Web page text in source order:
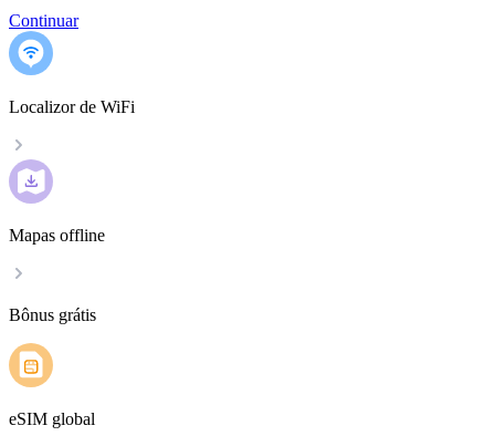
Continuar
Localizor de WiFi
Mapas offline
Bônus grátis
eSIM global